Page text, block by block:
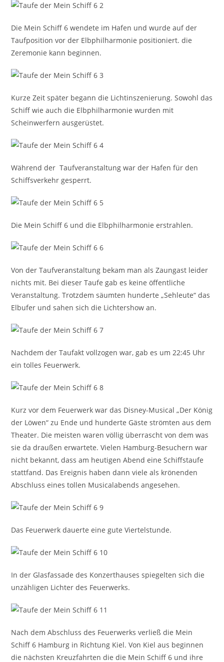
Die Mein Schiff 6 wendete im Hafen und wurde auf der
Taufposition vor der Elbphilharmonie positioniert. die
Zeremonie kann beginnen.
Kurze Zeit später begann die Lichtinszenierung. Sowohl das
Schiff wie auch die Elbphilharmonie wurden mit
Scheinwerfern ausgerüstet.
Während der Taufveranstaltung war der Hafen für den
Schiffsverkehr gesperrt.
Die Mein Schiff 6 und die Elbphilharmonie erstrahlen.
Von der Taufveranstaltung bekam man als Zaungast leider
nichts mit. Bei dieser Taufe gab es keine öffentliche
Veranstaltung. Trotzdem säumten hunderte „Sehleute“ das
Elbufer und sahen sich die Lichtershow an.
Nachdem der Taufakt vollzogen war, gab es um 22:45 Uhr
ein tolles Feuerwerk.
Kurz vor dem Feuerwerk war das Disney-Musical „Der König
der Löwen“ zu Ende und hunderte Gäste strömten aus dem
Theater. Die meisten waren völlig überrascht von dem was
sie da draußen erwartete. Vielen Hamburg-Besuchern war
nicht bekannt, dass am heutigen Abend eine Schiffstaufe
stattfand. Das Ereignis haben dann viele als krönenden
Abschluss eines tollen Musicalabends angesehen.
Das Feuerwerk dauerte eine gute Viertelstunde.
In der Glasfassade des Konzerthauses spiegelten sich die
unzähligen Lichter des Feuerwerks.
Nach dem Abschluss des Feuerwerks verließ die Mein
Schiff 6 Hamburg in Richtung Kiel. Von Kiel aus beginnen
die nächsten Kreuzfahrten die die Mein Schiff 6 und ihre